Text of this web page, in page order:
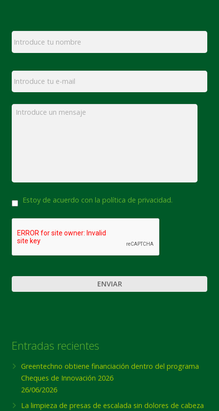
Nombre *
Email *
Mensaje
Consentimiento
Estoy de acuerdo con la política de privacidad.
Entradas recientes
Greentechno obtiene financiación dentro del programa
Cheques de Innovación 2026
26/06/2026
La limpieza de presas de escalada sin dolores de cabeza